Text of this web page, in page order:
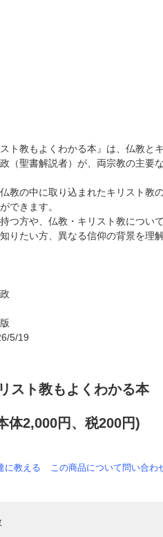
スト教もよくわかる本』は、仏教と
（聖書解説者）が、両宗教の主要
教の中に取り込まれたキリスト教
できます。
つ方や、仏教・キリスト教につい
りたい方、異なる信仰の背景を理
2026/5/19
スト教もよくわかる本
体2,000円、税200円)
に教える この商品について問い合わ